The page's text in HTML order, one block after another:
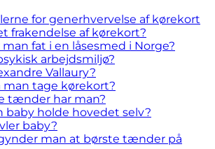
for generhvervelse af kørekort
frakendelse af kørekort?
fat i en låsesmed i Norge?
arbejdsmiljø?
Vallaury?
man tage kørekort?
tænder har man?
baby holde hovedet selv?
baby?
man at børste tænder på